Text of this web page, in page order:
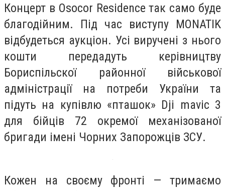
Концерт в Osocor Residence так само буде
благодійним. Під час виступу MONATIK
відбудеться аукціон. Усі виручені з нього
кошти передадуть керівництву
Бориспільскої районної військової
адміністрації на потреби України та
підуть на купівлю «пташок» Dji mavic 3
для бійців 72 окремої механізованої
бригади імені Чорних Запорожців ЗСУ.
Кожен на своєму фронті — тримаємо